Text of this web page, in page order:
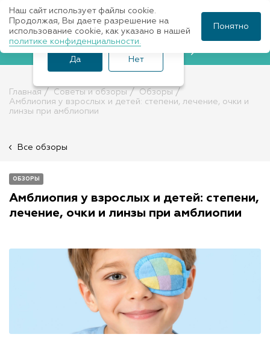
Записаться к врачу
Главная Советы и обзоры
Обзоры
Амблиопия у взрослых и детей: степени, лечение, очки и
линзы при амблиопии
Все обзоры
Амблиопия у взрослых и детей: степени,
лечение, очки и линзы при амблиопии
ОБЗОРЫ
Ваш город Санкт-
Петербург?
Да Нет
Наш сайт использует файлы cookie.
Продолжая, Вы даете разрешение на
использование cookie, как указано в нашей
политике конфиденциальности.
Понятно